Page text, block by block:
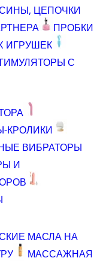
ЦЕПОЧКИ
ПРОБКИ
ИГРУШЕК
С
КРОЛИКИ
ВИБРАТОРЫ
И
МАСЛА НА
МАССАЖНАЯ